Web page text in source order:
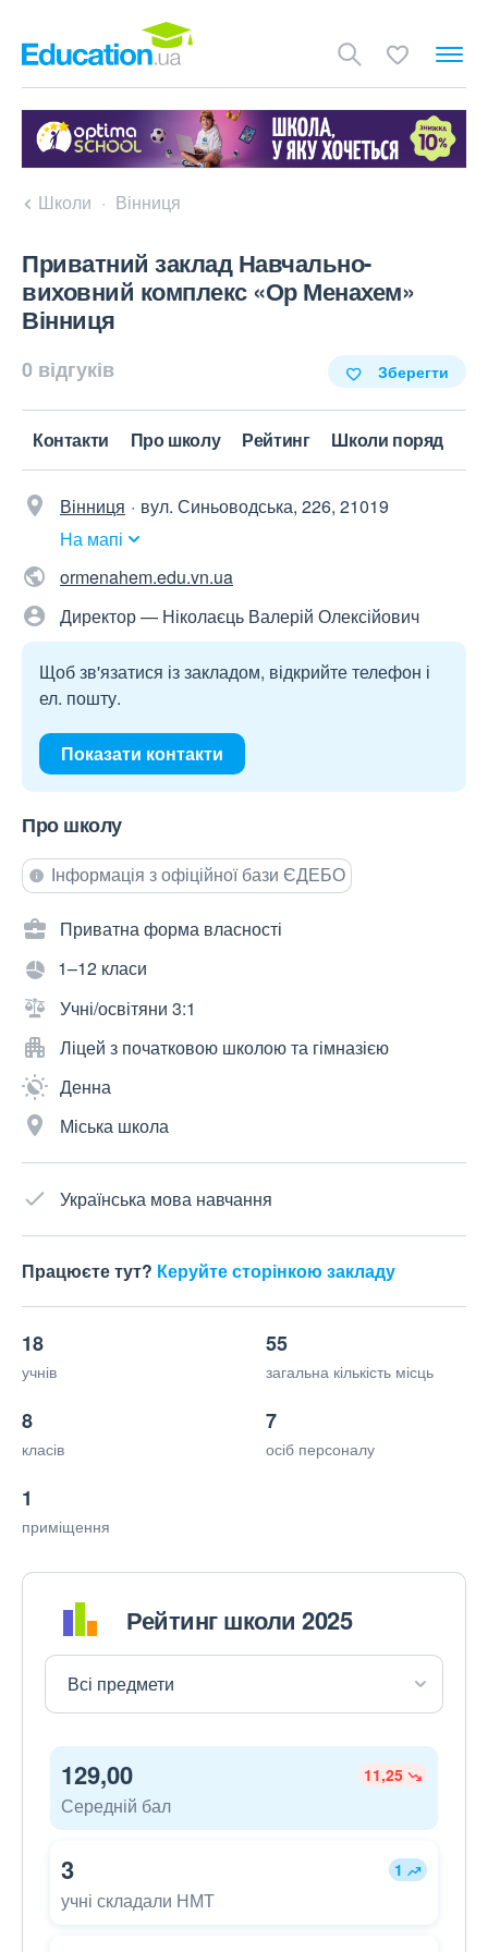
Школи Вінниця
Приватний заклад Навчально-
виховний комплекс «Ор Менахем»
Вінниця
0 відгуків Зберегти
Контакти Про школу Рейтинг Школи поряд
Вінниця
вул. Синьоводська, 226, 21019
На мапі
ormenahem.edu.vn.ua
Директор — Ніколаєць Валерій Олексійович
Щоб зв'язатися із закладом, відкрийте телефон і
ел. пошту.
Показати контакти
Про школу
Інформація з офіційної бази ЄДЕБО
Приватна форма власності
1–12 класи
Учні/освітяни 3:1
Ліцей з початковою школою та гімназією
Денна
Міська школа
Українська мова навчання
Працюєте тут? Керуйте сторінкою закладу
18
учнів
55
загальна кількість місць
8
класів
7
осіб персоналу
1
приміщення
Рейтинг школи 2025
129,00 11,25
Середній бал
3 1
учні складали НМТ